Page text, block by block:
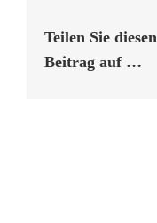
Teilen Sie diesen
Beitrag auf …